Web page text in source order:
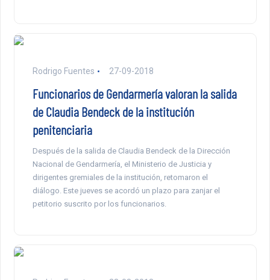
Rodrigo Fuentes 27-09-2018
Funcionarios de Gendarmería valoran la salida
de Claudia Bendeck de la institución
penitenciaria
Después de la salida de Claudia Bendeck de la Dirección
Nacional de Gendarmería, el Ministerio de Justicia y
dirigentes gremiales de la institución, retomaron el
diálogo. Este jueves se acordó un plazo para zanjar el
petitorio suscrito por los funcionarios.